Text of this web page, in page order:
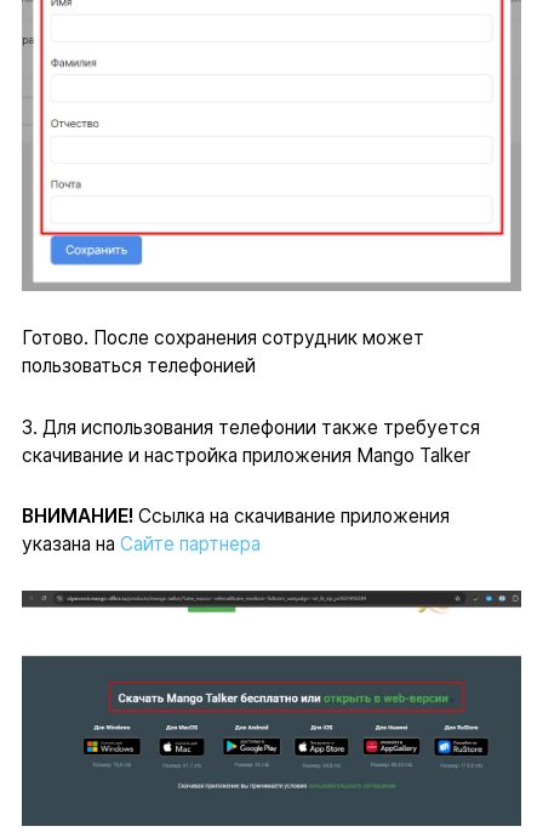
Готово. После сохранения сотрудник может
пользоваться телефонией
3. Для использования телефонии также требуется
скачивание и настройка приложения Mango Talker
ВНИМАНИЕ! Ссылка на скачивание приложения
указана на Сайте партнера